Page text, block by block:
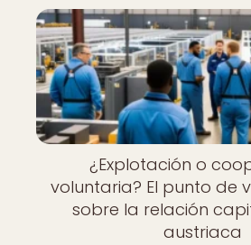
¿Explotación o
voluntaria? El punto de
sobre la relación
austriaca